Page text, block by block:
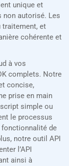
unique et
non autorisé. Les
traitement, et
cohérente et
à vos
complets. Notre
concise,
prise en main
simple ou
le processus
fonctionnalité de
notre outil API
l’API
ainsi à